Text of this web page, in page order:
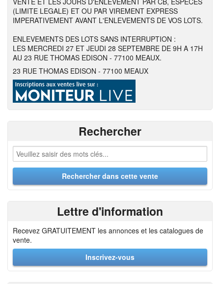
(LIMITE LEGALE) ET OU PAR VIREMENT EXPRESS
IMPERATIVEMENT AVANT L'ENLEVEMENTS DE VOS LOTS.
ENLEVEMENTS DES LOTS SANS INTERRUPTION :
LES MERCREDI 27 ET JEUDI 28 SEPTEMBRE DE 9H A 17H
AU 23 RUE THOMAS EDISON - 77100 MEAUX.
23 RUE THOMAS EDISON - 77100 MEAUX
Rechercher
Lettre d'information
Recevez GRATUITEMENT les annonces et les catalogues de
vente.
Inscrivez-vous